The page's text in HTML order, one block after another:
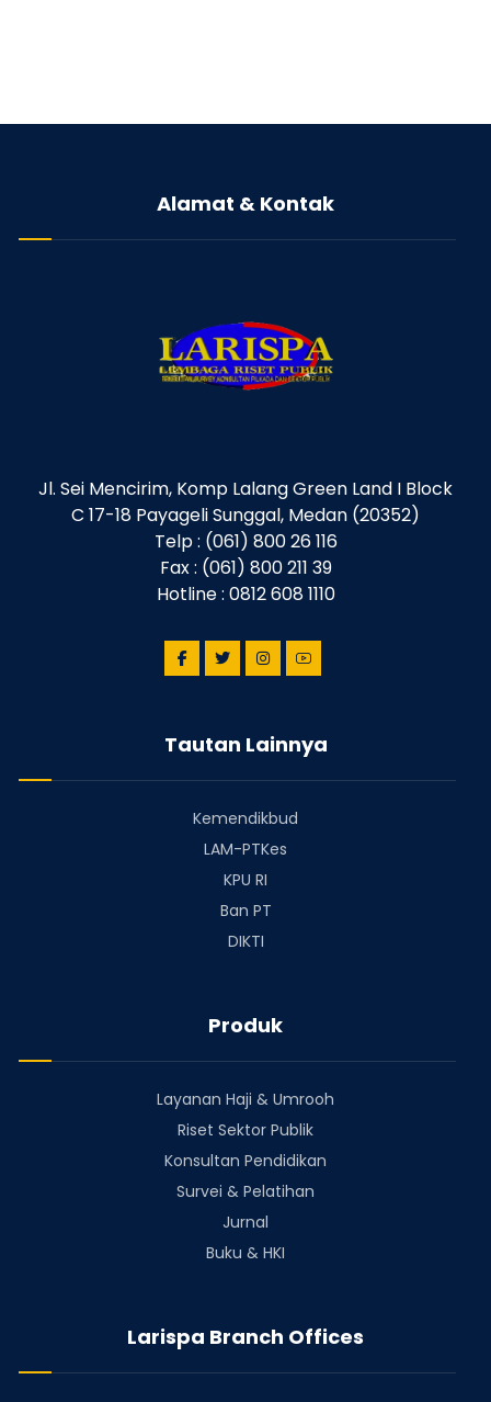
Alamat & Kontak
Jl. Sei Mencirim, Komp Lalang Green Land I Block
C 17-18 Payageli Sunggal, Medan (20352)
Telp : (061) 800 26 116
Fax : (061) 800 211 39
Hotline : 0812 608 1110
Tautan Lainnya
Kemendikbud
LAM-PTKes
KPU RI
Ban PT
DIKTI
Produk
Layanan Haji & Umrooh
Riset Sektor Publik
Konsultan Pendidikan
Survei & Pelatihan
Jurnal
Buku & HKI
Larispa Branch Offices